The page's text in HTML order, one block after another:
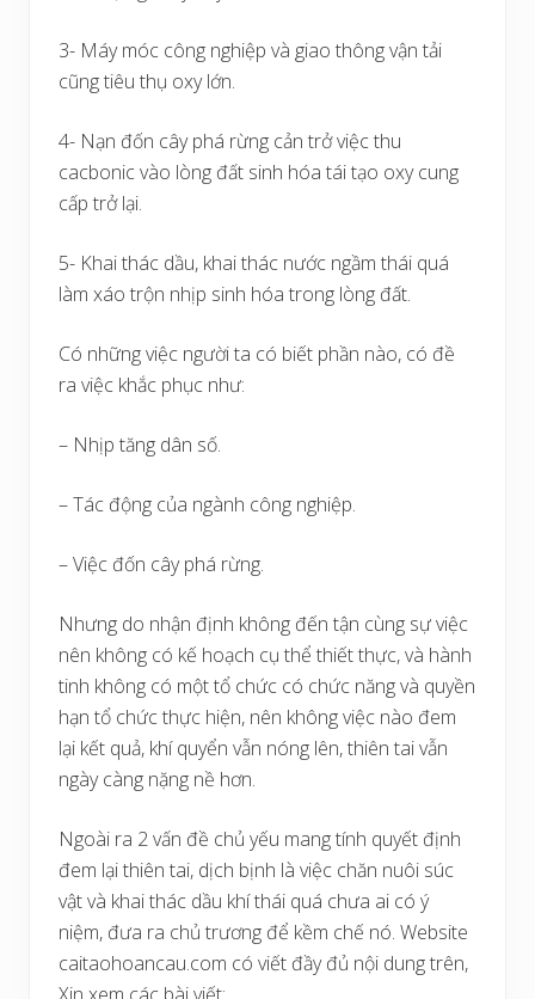
3- Máy móc công nghiệp và giao thông vận tải
cũng tiêu thụ oxy lớn.
4- Nạn đốn cây phá rừng cản trở việc thu
cacbonic vào lòng đất sinh hóa tái tạo oxy cung
cấp trở lại.
5- Khai thác dầu, khai thác nước ngầm thái quá
làm xáo trộn nhịp sinh hóa trong lòng đất.
Có những việc người ta có biết phần nào, có đề
ra việc khắc phục như:
– Nhịp tăng dân số.
– Tác động của ngành công nghiệp.
– Việc đốn cây phá rừng.
Nhưng do nhận định không đến tận cùng sự việc
nên không có kế hoạch cụ thể thiết thực, và hành
tinh không có một tổ chức có chức năng và quyền
hạn tổ chức thực hiện, nên không việc nào đem
lại kết quả, khí quyển vẫn nóng lên, thiên tai vẫn
ngày càng nặng nề hơn.
Ngoài ra 2 vấn đề chủ yếu mang tính quyết định
đem lại thiên tai, dịch bịnh là việc chăn nuôi súc
vật và khai thác dầu khí thái quá chưa ai có ý
niệm, đưa ra chủ trương để kềm chế nó. Website
caitaohoancau.com có viết đầy đủ nội dung trên,